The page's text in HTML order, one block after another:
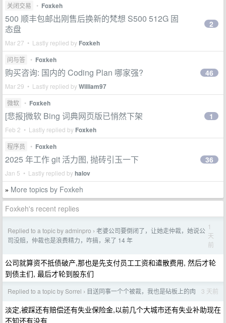
关闭交易 • Foxkeh
500 顺丰包邮出刚售后换新的梵想 S500 512G 固
态盘
Mar 27 • Lastly replied by Foxkeh
2
问与答 • Foxkeh
购买咨询: 国内的 Coding Plan 哪家强?
Mar 29 • Lastly replied byWilliam97
46
微软 • Foxkeh
[悲报]微软 Bing 词典网页版已悄然下架
Feb 2 • Lastly replied by Foxkeh
1
程序员 • Foxkeh
2025 年工作 git 活力图, 抛砖引玉一下
Jan 5 • Lastly replied byhalov
36
» More topics by Foxkeh
Foxkeh's recent replies
Replied to a topic by adminpro › 老婆公司要倒闭了，让她走仲裁，她说公
司没赔，仲裁也是浪费精力，咋搞，呆了 14 年
1
天
前
公司就算资不抵债破产,那也是先支付员工工资和遣散费用, 然后才轮
到债主们, 最后才轮到股东们
Replied to a topic by Sorrel › 目送同事一个个被裁，我也是砧板上的肉 3 天前
淡定,被踩还有赔偿还有失业保险金,以前几个大城市还有失业补助现在
不知还有没有